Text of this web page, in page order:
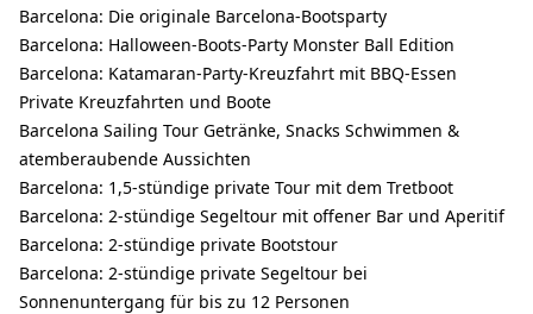
Barcelona: Die originale Barcelona-Bootsparty
Barcelona: Halloween-Boots-Party Monster Ball Edition
Barcelona: Katamaran-Party-Kreuzfahrt mit BBQ-Essen
Private Kreuzfahrten und Boote
Barcelona Sailing Tour Getränke, Snacks Schwimmen &
atemberaubende Aussichten
Barcelona: 1,5-stündige private Tour mit dem Tretboot
Barcelona: 2-stündige Segeltour mit offener Bar und Aperitif
Barcelona: 2-stündige private Bootstour
Barcelona: 2-stündige private Segeltour bei
Sonnenuntergang für bis zu 12 Personen